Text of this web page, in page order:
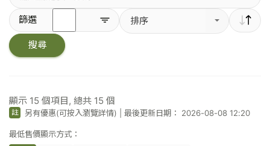
輸
入
關
鍵
字
篩選 排序
搜尋
顯示 15 個項目, 總共 15 個
註 另有優惠(可按入瀏覽詳情) |最後更新日期： 2026-08-08 12:20
最低售價顯示方式：